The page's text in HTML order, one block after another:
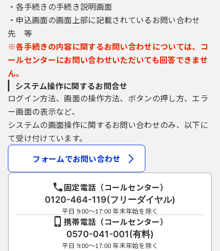
・各手続きの手続き説明画面
・申込画面の画面上部に記載されているお問い合わせ
先 等
※各手続きの内容に関するお問い合わせについては、コ
ールセンターにお問い合わせいただいても回答できませ
ん。
システム操作に関するお問合せ
ログイン方法、画面の操作方法、ボタンの押し方、エラ
ー画面の表示など、
システムの画面操作に関するお問い合わせのみ、以下に
て受け付けています。
フォームでお問い合わせ
固定電話（コールセンター）
0120-464-119(フリーダイヤル)
平日 9:00～17:00 年末年始を除く
携帯電話（コールセンター）
0570-041-001(有料)
平日 9:00～17:00 年末年始を除く